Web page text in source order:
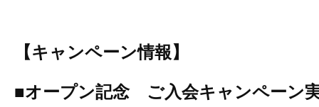
【キャンペーン情報】
■オープン記念 ご入会キャンペーン